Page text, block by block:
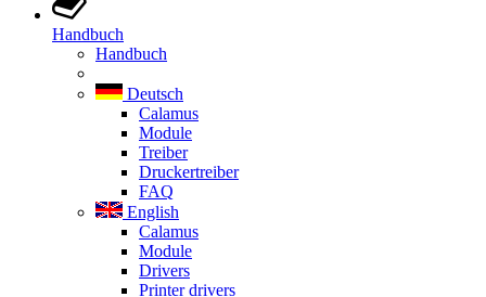
Handbuch
Handbuch
Deutsch
Calamus
Module
Treiber
Druckertreiber
FAQ
English
Calamus
Module
Drivers
Printer drivers